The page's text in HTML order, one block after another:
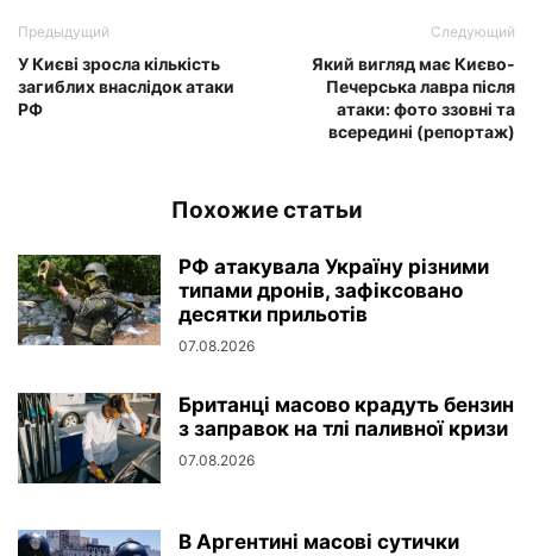
Предыдущий
У Києві зросла кількість
загиблих внаслідок атаки
РФ
Следующий
Який вигляд має Києво-
Печерська лавра після
атаки: фото ззовні та
всередині (репортаж)
Похожие статьи
РФ атакувала Україну різними
типами дронів, зафіксовано
десятки прильотів
07.08.2026
Британці масово крадуть бензин
з заправок на тлі паливної кризи
07.08.2026
В Аргентині масові сутички